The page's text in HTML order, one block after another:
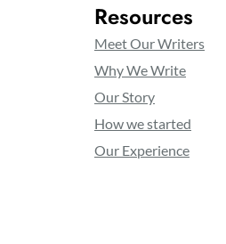
Resources
Meet Our Writers
Why We Write
Our Story
How we started
Our Experience